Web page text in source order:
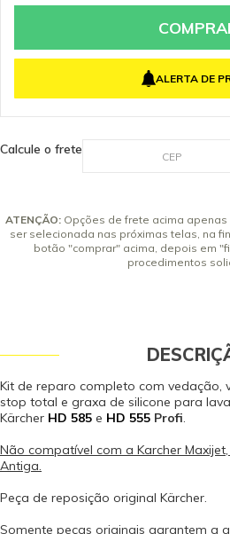
2x de R$ 226,35
5x de R$ 90,54
8x de R$ 56,59
9x de R$ 50,30
ALERTA DE
Calcule o frete
ATENÇÃO: Opções de frete acima
ser selecionada nas próximas telas, na
botão "comprar" acima, depois em
procedimentos
Kit de reparo completo com vedação,
stop total e graxa de silicone para
Kärcher HD 585 e HD 555 Profi.
Não compatível com a Karcher
Antiga.
Peça de reposição original Kärcher.
Somente peças originais garantem a